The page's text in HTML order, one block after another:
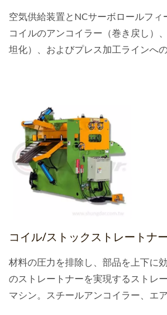
空気供給装置とNCサーボロールフィ
コイルのアンコイラー（巻き戻し）
坦化）、およびプレス加工ラインへ
dutyタイプに分類できます。
コイル/ストックストレートナ
材料の圧力を排除し、部品を上下に
のストレートナーを実現するストレ
マシン。スチールアンコイラー、エ